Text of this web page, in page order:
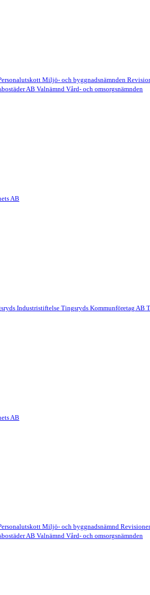
Miljö- och byggnadsnämnden
AB Valnämnd Vård- och omsorgsnämnden
AB
Industristiftelse Tingsryds Kommunföretag AB
AB
Miljö- och byggnadsnämnd
AB Valnämnd Vård- och omsorgsnämnden